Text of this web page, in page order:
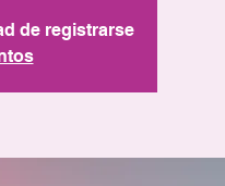
de registrarse